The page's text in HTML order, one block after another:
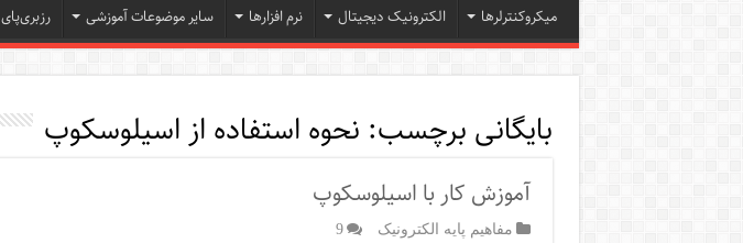
میکروکنترلرها الکترونیک دیجیتال نرم افزارها سایر موضوعات آموزشی رزبری‌پای
بایگانی برچسب: نحوه استفاده از اسیلوسکوپ
آموزش کار با اسیلوسکوپ
مفاهیم پایه الکترونیک 9